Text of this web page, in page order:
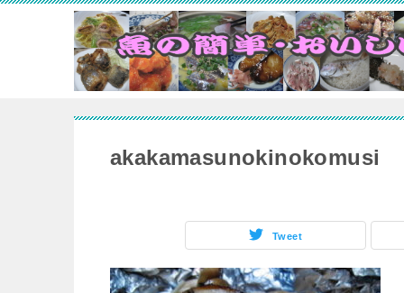
akakamasunokinokomusi
Tweet